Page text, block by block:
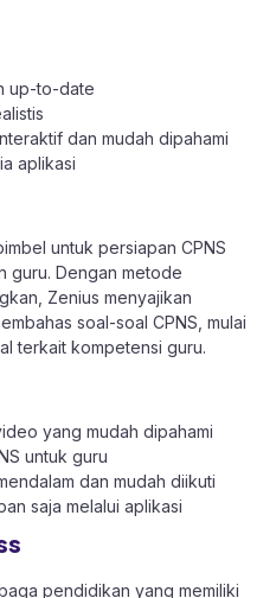
up-to-date
dan mudah dipahami
aplikasi
untuk persiapan CPNS
guru. Dengan metode
Zenius menyajikan
soal-soal CPNS, mulai
terkait kompetensi guru.
yang mudah dipahami
untuk guru
dan mudah diikuti
saja melalui aplikasi
pendidikan yang memiliki